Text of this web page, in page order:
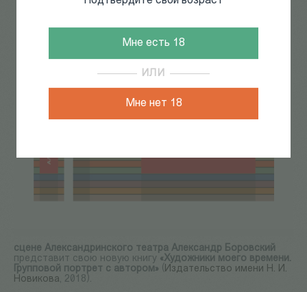
Мне есть 18
ИЛИ
Мне нет 18
сцене Александринского театра Александр Боровский
представит свою новую книгу «Художники моего времени.
Групповой портрет с автором» (Издательство имени Н. И.
Новикова, 2018).